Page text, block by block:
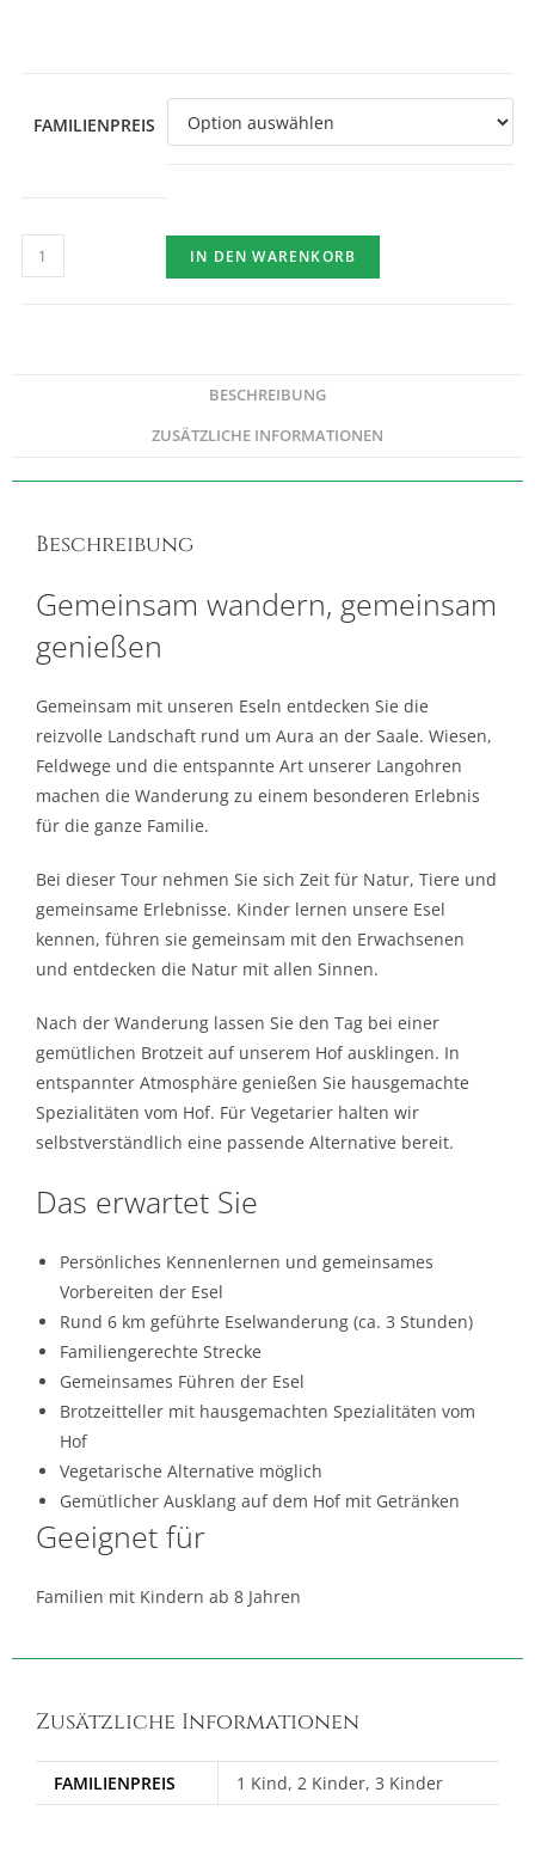
FAMILIENPREIS
IN DEN WARENKORB
BESCHREIBUNG
ZUSÄTZLICHE INFORMATIONEN
Beschreibung
Gemeinsam wandern, gemeinsam
genießen
Gemeinsam mit unseren Eseln entdecken Sie die
reizvolle Landschaft rund um Aura an der Saale. Wiesen,
Feldwege und die entspannte Art unserer Langohren
machen die Wanderung zu einem besonderen Erlebnis
für die ganze Familie.
Bei dieser Tour nehmen Sie sich Zeit für Natur, Tiere und
gemeinsame Erlebnisse. Kinder lernen unsere Esel
kennen, führen sie gemeinsam mit den Erwachsenen
und entdecken die Natur mit allen Sinnen.
Nach der Wanderung lassen Sie den Tag bei einer
gemütlichen Brotzeit auf unserem Hof ausklingen. In
entspannter Atmosphäre genießen Sie hausgemachte
Spezialitäten vom Hof. Für Vegetarier halten wir
selbstverständlich eine passende Alternative bereit.
Das erwartet Sie
Persönliches Kennenlernen und gemeinsames
Vorbereiten der Esel
Rund 6 km geführte Eselwanderung (ca. 3 Stunden)
Familiengerechte Strecke
Gemeinsames Führen der Esel
Brotzeitteller mit hausgemachten Spezialitäten vom
Hof
Vegetarische Alternative möglich
Gemütlicher Ausklang auf dem Hof mit Getränken
Geeignet für
Familien mit Kindern ab 8 Jahren
Zusätzliche Informationen
FAMILIENPREIS 1 Kind, 2 Kinder, 3 Kinder